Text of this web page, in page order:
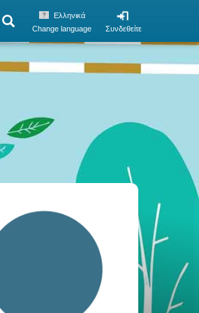
Συνδεθείτε
Ελληνικά
Change language